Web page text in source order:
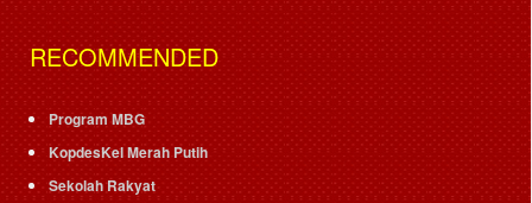
RECOMMENDED
Program MBG
KopdesKel Merah Putih
Sekolah Rakyat